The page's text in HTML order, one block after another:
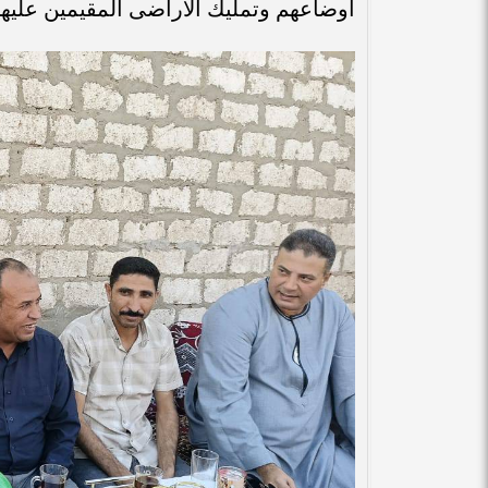
اوضاعهم وتمليك الاراضى المقيمين